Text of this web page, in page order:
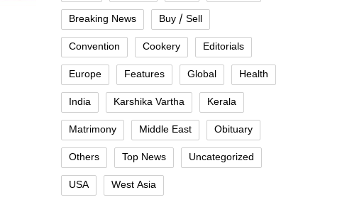
Breaking News Buy / Sell
Convention Cookery Editorials
Europe Features Global Health
India Karshika Vartha Kerala
Matrimony Middle East Obituary
Others Top News Uncategorized
USA West Asia